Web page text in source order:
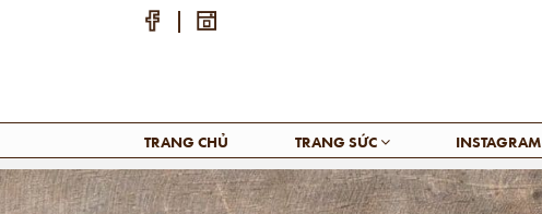
TRANG CHỦ TRANG SỨC INSTAGRAM